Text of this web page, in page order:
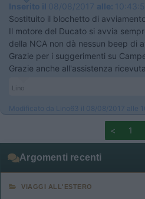
Inserito il 08/08/2017 alle:
Sostituito il blochetto di
Il motore del Ducato si avvia
della NCA non dà nessun beep di
Grazie per i suggerimenti su
Grazie anche all'assistenza
Lino
Modificato da Lino63 il 08/08/2017 alle
< 1
Argomenti recenti
VIAGGI ALL'ESTERO